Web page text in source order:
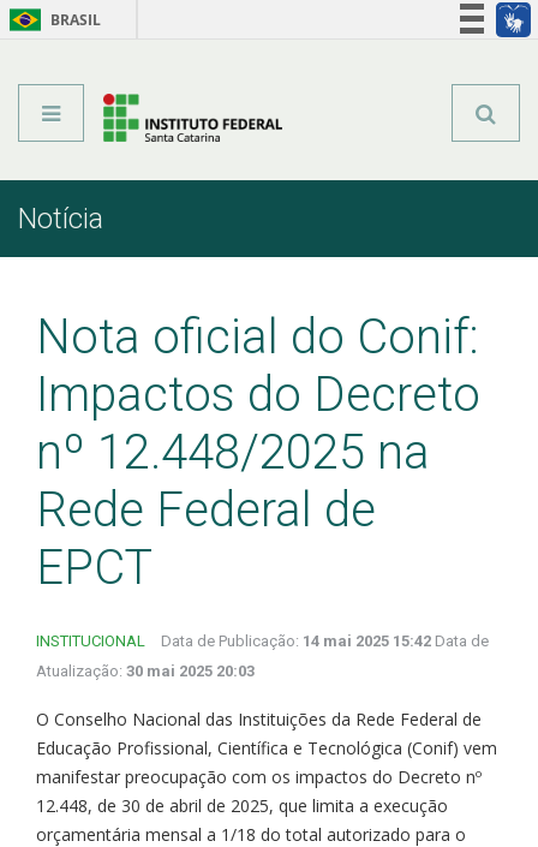
BRASIL
NotíciaInício
Nota oficial do Conif:
Impactos do Decreto
nº 12.448/2025 na
Rede Federal de
EPCT
INSTITUCIONAL Data de Publicação: 14 mai 2025 15:42 Data de
Atualização: 30 mai 2025 20:03
O Conselho Nacional das Instituições da Rede Federal de
Educação Profissional, Científica e Tecnológica (Conif) vem
manifestar preocupação com os impactos do Decreto nº
12.448, de 30 de abril de 2025, que limita a execução
orçamentária mensal a 1/18 do total autorizado para o